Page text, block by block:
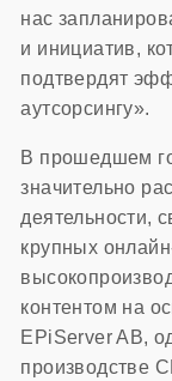
нас
и инициатив,
подтвердят
аутсорсингу».
В прошедшем
значительно
деятельности,
крупных
контентом на
EPiServer AB,
производстве